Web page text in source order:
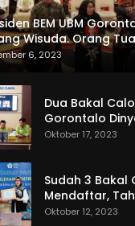
BEM UBM
Wisuda. Orang
Menerima SKL dan
6, 2023
Dua Bakal
Gorontalo
Oktober 17, 2023
Sudah 3 Bakal
Mendaftar,
Gorontalo
Oktober 12, 2023